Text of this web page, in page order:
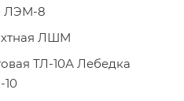
ЛЭМ-8
ЛШМ
ТЛ-10А Лебедка
10